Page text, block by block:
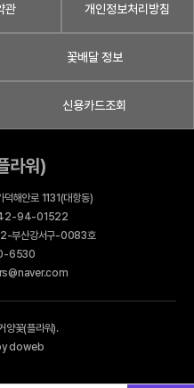
관 개인정보처리방침
꽃배달 정보
신용카드조회
라워)
덕해안로 1131(대항동)
94-01522
부산강서구-0083호
6530
꽃(플라워).
doweb